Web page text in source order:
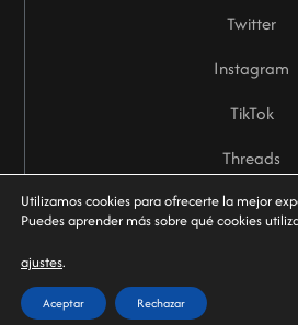
Twitter
Instagram
TikTok
Threads
Utilizamos cookies para ofrecerte la mejor
Puedes aprender más sobre qué cookies
ajustes.
Aceptar Rechazar